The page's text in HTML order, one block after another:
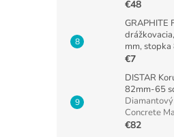
€48
GRAPHITE
mm, stopka
€7
DISTAR
82mm-65
Concrete
€82